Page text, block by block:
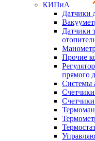
КИПиА
Датчики
Датчики
Прочие
прямого
Системы
Счетчики